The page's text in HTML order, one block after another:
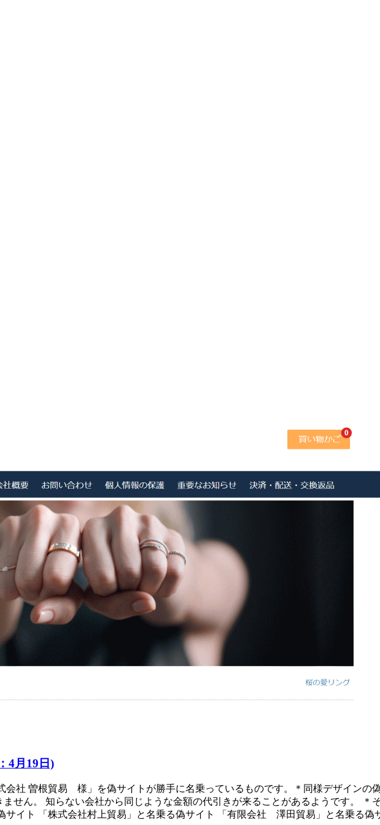
4月19日)
会社 曽根貿易 様」を偽サイトが勝手に名乗っているものです。＊同様デザインの
せん。 知らない会社から同じような金額の代引きが来ることがあるようです。 ＊
イト 「株式会社村上貿易」と名乗る偽サイト 「有限会社 澤田貿易」と名乗る偽